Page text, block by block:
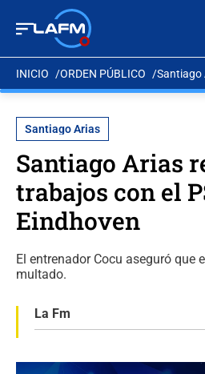
INICIO ORDEN PÚBLICO Santiago
Santiago Arias
Santiago Arias
trabajos con el
Eindhoven
El entrenador Cocu aseguró que
multado.
La Fm